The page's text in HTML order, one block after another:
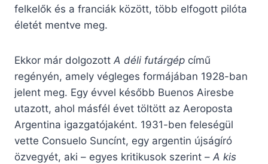
felkelők és a franciák között, több elfogott pilóta
életét mentve meg.
Ekkor már dolgozott A déli futárgép című
regényén, amely végleges formájában 1928-ban
jelent meg. Egy évvel később Buenos Airesbe
utazott, ahol másfél évet töltött az Aeroposta
Argentina igazgatójaként. 1931-ben feleségül
vette Consuelo Suncínt, egy argentin újságíró
özvegyét, aki – egyes kritikusok szerint – A kis